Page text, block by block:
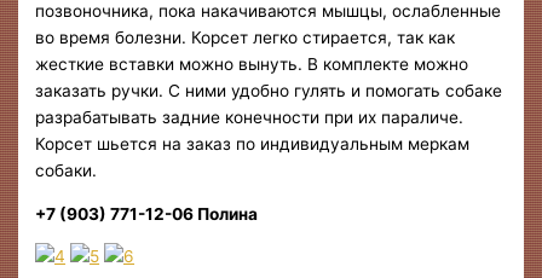
позвоночника, пока накачиваются мышцы, ослабленные
во время болезни. Корсет легко стирается, так как
жесткие вставки можно вынуть. В комплекте можно
заказать ручки. С ними удобно гулять и помогать собаке
разрабатывать задние конечности при их параличе.
Корсет шьется на заказ по индивидуальным меркам
собаки.
+7 (903) 771-12-06 Полина